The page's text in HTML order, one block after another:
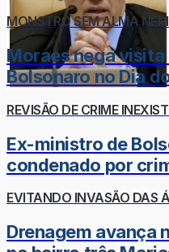
MONSTRO SEM ALMA
Moraes nega
Bolsonaro no Dia
REVISÃO DE CRIME
Ex-ministro de
condenado por
EVITANDO INVASÃO DAS
Drenagem avança